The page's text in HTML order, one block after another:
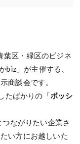
葉区・緑区のビジネ
biz」が主催する、
商談会です。
たばかりの「ボッシ
ながりたい企業さ
い方にお越しいた